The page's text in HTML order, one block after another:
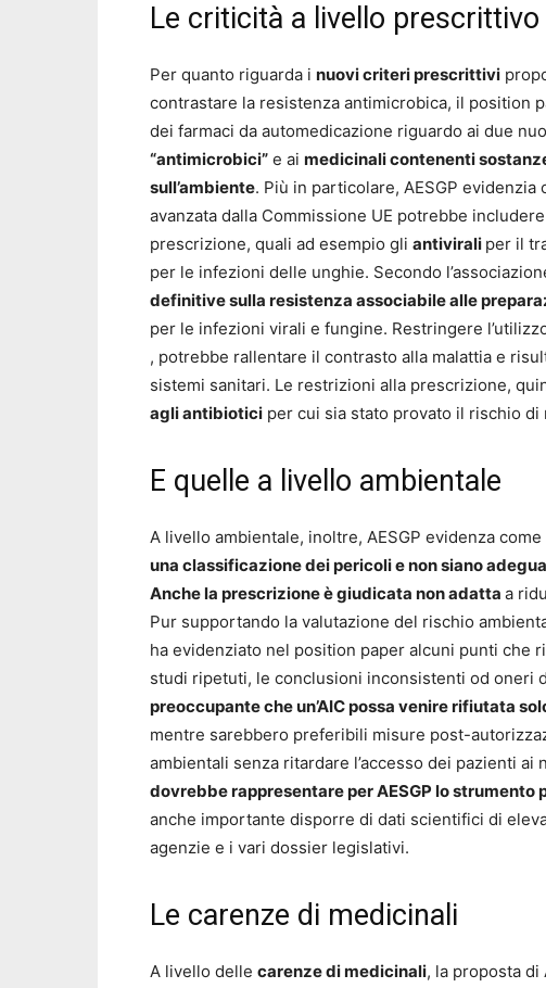
Le criticità a livello prescrittivo
Per quanto riguarda i nuovi criteri prescrittivi
contrastare la resistenza antimicrobica, il position
dei farmaci da automedicazione riguardo ai due
“antimicrobici” e ai medicinali contenenti
sull’ambiente. Più in particolare, AESGP
avanzata dalla Commissione UE potrebbe
prescrizione, quali ad esempio gli antivirali per il
per le infezioni delle unghie. Secondo
definitive sulla resistenza associabile alle
per le infezioni virali e fungine. Restringere
, potrebbe rallentare il contrasto alla malattia e
sistemi sanitari. Le restrizioni alla prescrizione,
agli antibiotici per cui sia stato provato il rischio
E quelle a livello ambientale
A livello ambientale, inoltre, AESGP evidenza come
una classificazione dei pericoli e non siano
Anche la prescrizione è giudicata non adatta a
Pur supportando la valutazione del rischio
ha evidenziato nel position paper alcuni punti che
studi ripetuti, le conclusioni inconsistenti od oneri
preoccupante che un’AIC possa venire rifiutata
mentre sarebbero preferibili misure post-
ambientali senza ritardare l’accesso dei pazienti ai
dovrebbe rappresentare per AESGP lo
anche importante disporre di dati scientifici di
agenzie e i vari dossier legislativi.
Le carenze di medicinali
A livello delle carenze di medicinali, la proposta di